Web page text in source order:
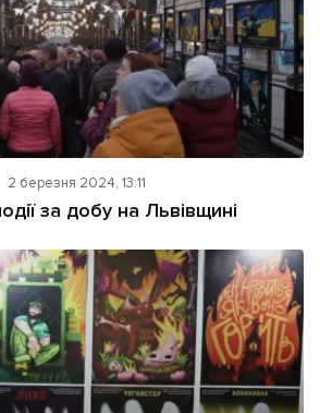
2 березня 2024, 13:11
за добу на Львівщині